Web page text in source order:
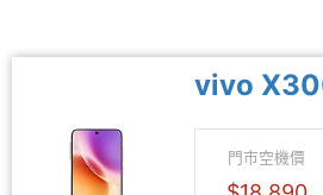
vivo
門市空機價